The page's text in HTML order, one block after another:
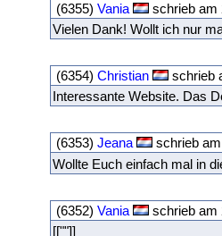
(6355) Vania
schrieb am
Vielen Dank! Wollt ich nur
(6354) Christian
schrieb
Interessante Website. Das
(6353) Jeana
schrieb
Wollte Euch einfach mal in
(6352) Vania
schrieb
[[""]]